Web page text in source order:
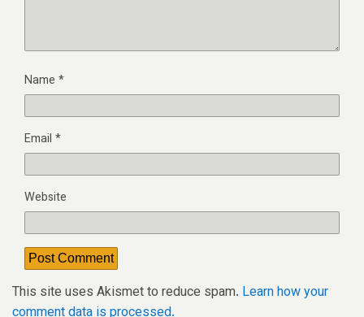
Name *
Email *
Website
This site uses Akismet to reduce spam. Learn how your